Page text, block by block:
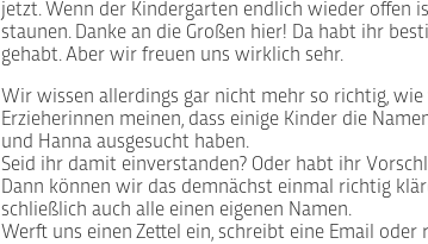
jetzt. Wenn der Kindergarten endlich wieder offen
staunen. Danke an die Großen hier! Da habt ihr
gehabt. Aber wir freuen uns wirklich sehr.
Wir wissen allerdings gar nicht mehr so richtig, wie
Erzieherinnen meinen, dass einige Kinder die
und Hanna ausgesucht haben.
Seid ihr damit einverstanden? Oder habt ihr
Dann können wir das demnächst einmal richtig
schließlich auch alle einen eigenen Namen.
Werft uns einen Zettel ein, schreibt eine Email oder